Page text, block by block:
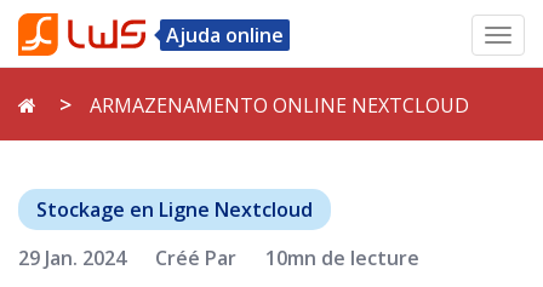
Ajuda online
ARMAZENAMENTO ONLINE NEXTCLOUD
Stockage en Ligne Nextcloud
29 Jan. 2024
Créé Par 10mn de lecture